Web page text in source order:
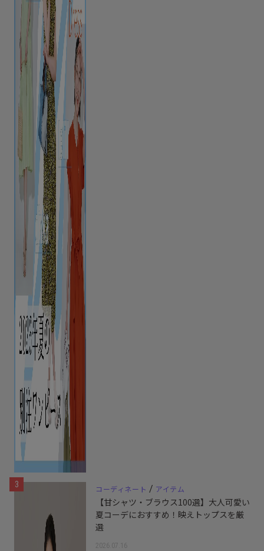
3 コーディネート / アイテム
【甘シャツ・ブラウス100選】大人可愛い
夏コーデにおすすめ！映えトップスを厳
選
2026.07.16